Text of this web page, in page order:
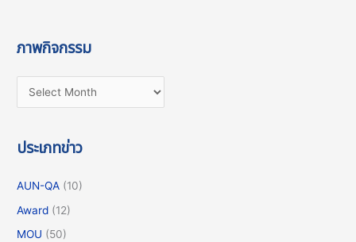
ภาพกิจกรรม
ประเภทข่าว
AUN-QA (10)
Award (12)
MOU (50)